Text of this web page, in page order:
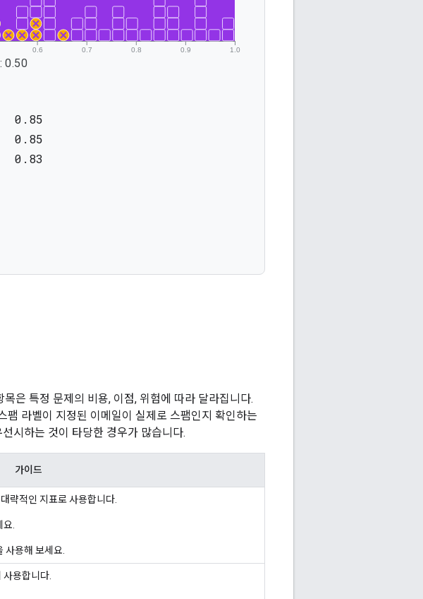
은 특정 문제의 비용, 이점, 위험에 따라 달라집니다.
라벨이 지정된 이메일이 실제로 스팸인지 확인하는
시하는 것이 타당한 경우가 많습니다.
가이드
략적인 지표로 사용합니다.
요.
사용해 보세요.
사용합니다.